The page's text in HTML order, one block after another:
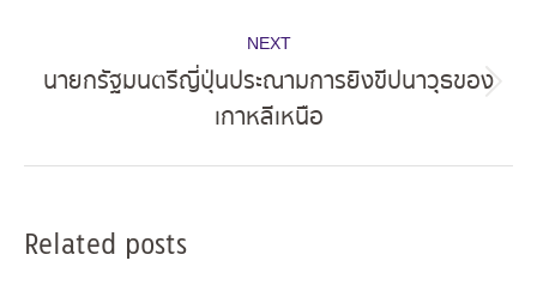
NEXT
post:
นายกรัฐมนตรีญี่ปุ่นประณามการยิงขีปนาวุธของ
เกาหลีเหนือ
Related posts